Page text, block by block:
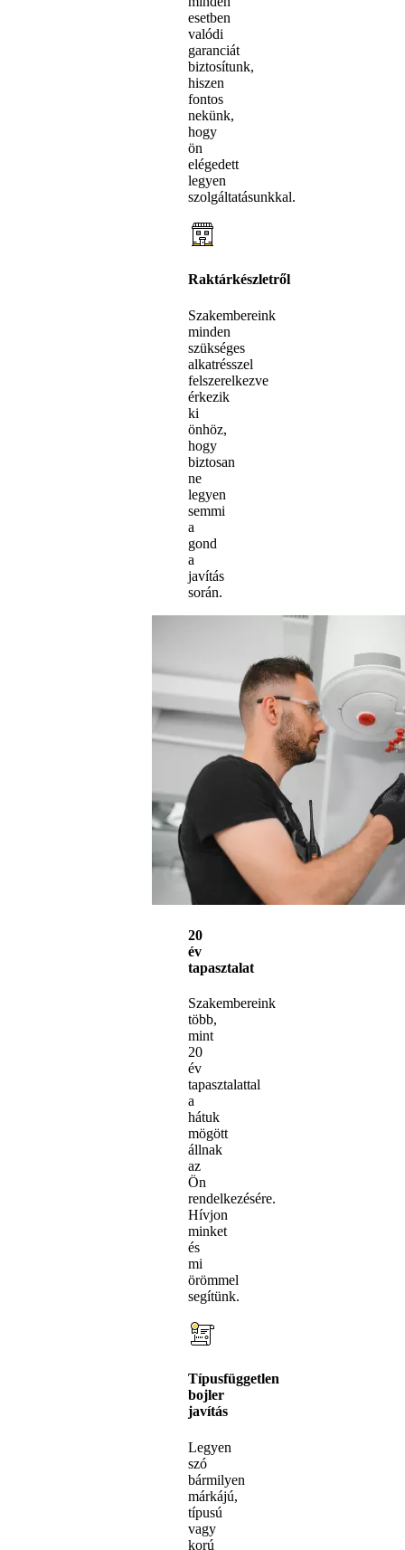
esetben
valódi
garanciát
biztosítunk,
hiszen
fontos
nekünk,
hogy
ön
elégedett
legyen
szolgáltatásunkkal.
Raktárkészletről
Szakembereink
minden
szükséges
alkatrésszel
felszerelkezve
érkezik
ki
önhöz,
hogy
biztosan
ne
legyen
semmi
a
gond
a
javítás
során.
20
év
tapasztalat
Szakembereink
több,
mint
20
év
tapasztalattal
a
hátuk
mögött
állnak
az
Ön
rendelkezésére.
Hívjon
minket
és
mi
örömmel
segítünk.
Típusfüggetlen
bojler
javítás
Legyen
szó
bármilyen
márkájú,
típusú
vagy
korú